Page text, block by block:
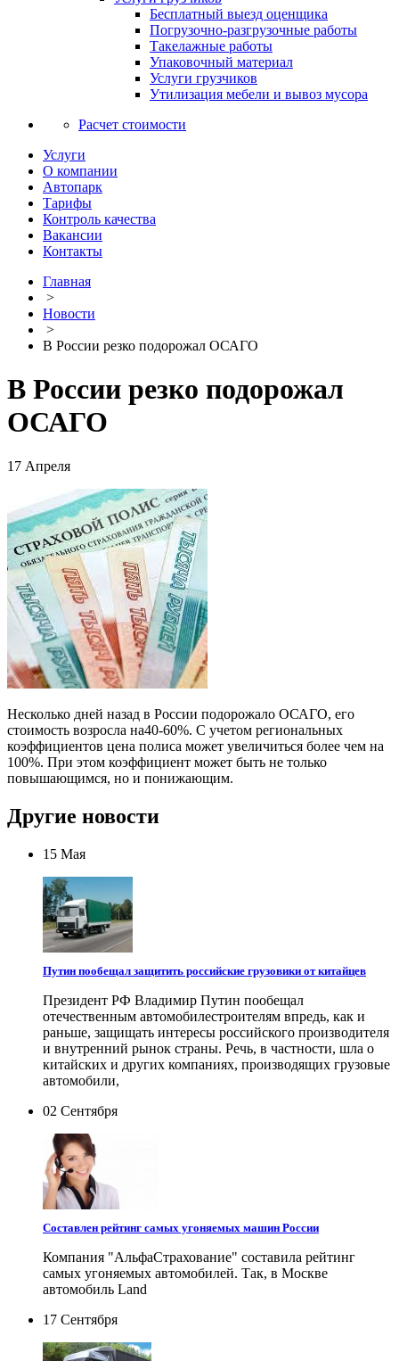
Бесплатный выезд оценщика
Погрузочно-разгрузочные работы
Такелажные работы
Упаковочный материал
Услуги грузчиков
Утилизация мебели и вывоз мусора
Расчет стоимости
Услуги
О компании
Автопарк
Тарифы
Контроль качества
Вакансии
Контакты
Главная
>
Новости
>
В России резко подорожал ОСАГО
В России резко подорожал
ОСАГО
17 Апреля
Несколько дней назад в России подорожало ОСАГО, его
стоимость возросла на40-60%. С учетом региональных
коэффициентов цена полиса может увеличиться более чем на
100%. При этом коэффициент может быть не только
повышающимся, но и понижающим.
Другие новости
15 Мая
Путин пообещал защитить российские грузовики от китайцев
Президент РФ Владимир Путин пообещал
отечественным автомобилестроителям впредь, как и
раньше, защищать интересы российского производителя
и внутренний рынок страны. Речь, в частности, шла о
китайских и других компаниях, производящих грузовые
автомобили,
02 Сентября
Составлен рейтинг самых угоняемых машин России
Компания "АльфаСтрахование" составила рейтинг
самых угоняемых автомобилей. Так, в Москве
автомобиль Land
17 Сентября